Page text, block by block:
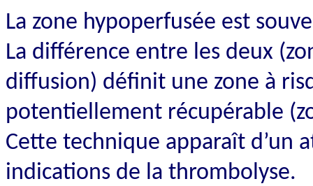
La zone hypoperfusée est
La différence entre les deux
diffusion) définit une zone à
potentiellement récupérable
Cette technique apparaît d’un
indications de la thrombolyse.